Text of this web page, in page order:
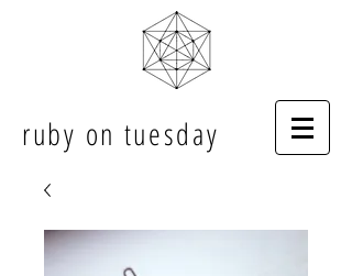
ruby on tuesday